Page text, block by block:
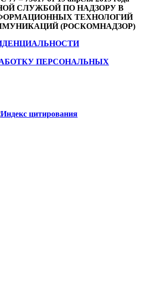
СЛУЖБОЙ ПО НАДЗОРУ В
ТЕХНОЛОГИЙ
(РОСКОМНАДЗОР)
ПЕРСОНАЛЬНЫХ